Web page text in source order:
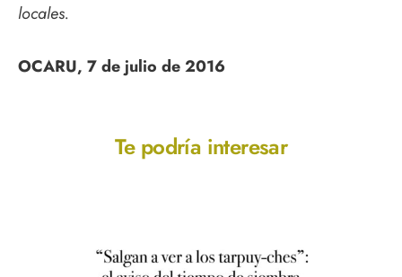
locales.
OCARU, 7 de julio de 2016
Te podría interesar